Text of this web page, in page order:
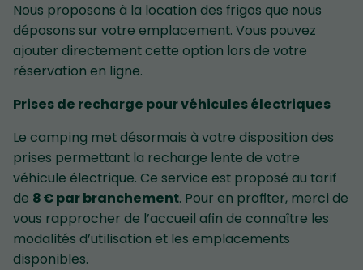
Nous proposons à la location des frigos que nous
déposons sur votre emplacement. Vous pouvez
ajouter directement cette option lors de votre
réservation en ligne.
Prises de recharge pour véhicules électriques
Le camping met désormais à votre disposition des
prises permettant la recharge lente de votre
véhicule électrique. Ce service est proposé au tarif
de 8 € par branchement. Pour en profiter, merci de
vous rapprocher de l’accueil afin de connaître les
modalités d’utilisation et les emplacements
disponibles.